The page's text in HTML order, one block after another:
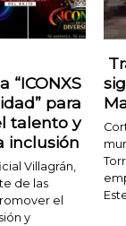
“ICONXS
para
talento y
inclusión
Villagrán,
de las
el
y